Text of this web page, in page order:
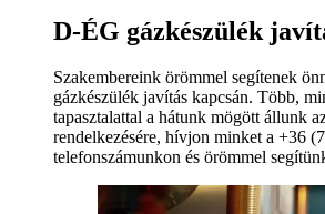
D-ÉG gázkészülék
Szakembereink örömmel segítenek
gázkészülék javítás kapcsán. Több,
tapasztalattal a hátunk mögött állunk
rendelkezésére, hívjon minket a +36
telefonszámunkon és örömmel